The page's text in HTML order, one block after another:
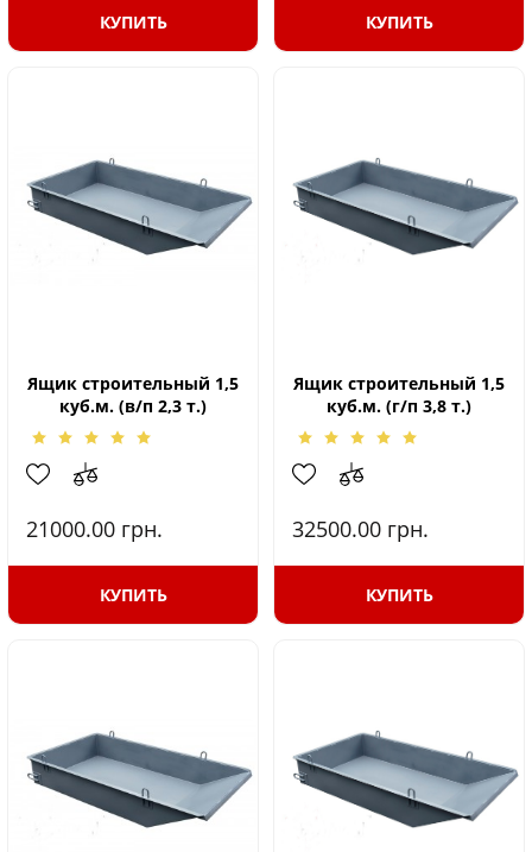
КУПИТЬ КУПИТЬ
Ящик строительный 1,5
куб.м. (в/п 2,3 т.)
21000.00 грн.
КУПИТЬ
Ящик строительный 1,5
куб.м. (г/п 3,8 т.)
32500.00 грн.
КУПИТЬ